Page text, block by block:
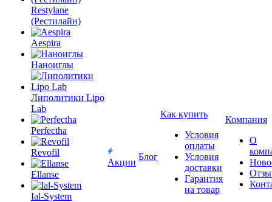
Restylane
(Рестилайн)
Aespira
Наноиглы
Липолитики Lipo
Lab
Perfectha
Revofil
Ellanse
Ial-System
Акции
Блог
Как купить
Условия
оплаты
Условия
доставки
Гарантия
на товар
Компания
О